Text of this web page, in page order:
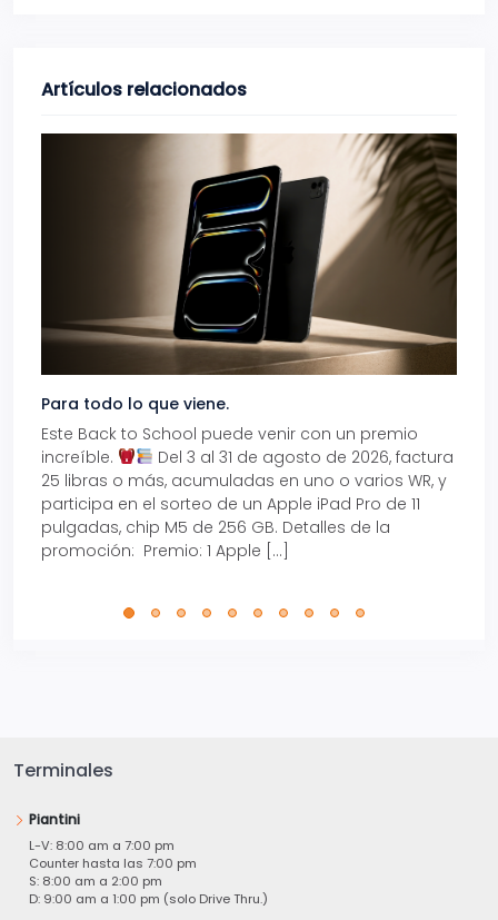
Artículos relacionados
Para todo lo que viene.
Este Back to School puede venir con un premio
increíble.
Del 3 al 31 de agosto de 2026, factura
25 libras o más, acumuladas en uno o varios WR, y
participa en el sorteo de un Apple iPad Pro de 11
pulgadas, chip M5 de 256 GB. Detalles de la
promoción: Premio: 1 Apple […]
Terminales
Piantini
L-V: 8:00 am a 7:00 pm
Counter hasta las 7:00 pm
S: 8:00 am a 2:00 pm
D: 9:00 am a 1:00 pm (solo Drive Thru.)